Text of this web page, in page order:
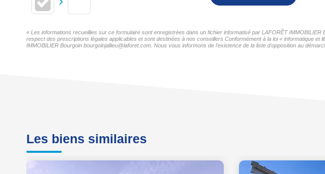
« Les informations recueillies sur ce formulaire sont enregistrées dans un fichier informatisé par LAFORÊT
respect des prescriptions légales applicables et sont destinées à nos conseillers Conformément à la loi « informatique
IMMOBILIER Bourgoin bourgoinjallieu@laforet.com. Nous vous informons de l'existence de la liste d'opposition au
Les biens similaires